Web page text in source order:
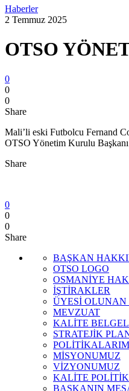
Haberler
2 Temmuz 2025
OTSO
0
0
0
Share
Mali’li eski Futbolcu Fernand
OTSO Yönetim Kurulu
Share
0
0
0
Share
BAŞKAN
OTSO LOGO
OSMANİYE
İŞTİRAKLER
ÜYESİ
MEVZUAT
KALİTE
STRATEJİK
MİSYONUMUZ
VİZYONUMUZ
KALİTE
BAŞKANIN